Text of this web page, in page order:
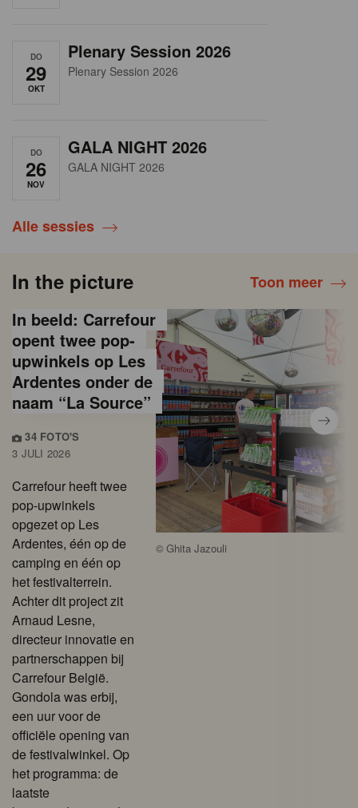
DO
29
OKT
Plenary Session 2026
Plenary Session 2026
DO
26
NOV
GALA NIGHT 2026
GALA NIGHT 2026
Alle sessies
In the picture Toon meer
In beeld: Carrefour
opent twee pop-
upwinkels op Les
Ardentes onder de
naam “La Source”
34 FOTO'S
3 JULI 2026
Carrefour heeft twee
pop-upwinkels
opgezet op Les
Ardentes, één op de
camping en één op
het festivalterrein.
Achter dit project zit
Arnaud Lesne,
directeur innovatie en
partnerschappen bij
Carrefour België.
Gondola was erbij,
een uur voor de
officiële opening van
de festivalwinkel. Op
het programma: de
laatste
©Ghita Jazouli